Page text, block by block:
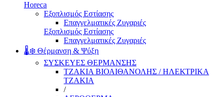
Horeca
Εξοπλισμός Εστίασης
Επαγγελματικές Ζυγαριές
Εξοπλισμός Εστίασης
Επαγγελματικές Ζυγαριές
🌡️❄️ Θέρμανση & Ψύξη
ΣΥΣΚΕΥΕΣ ΘΕΡΜΑΝΣΗΣ
ΤΖΑΚΙΑ ΒΙΟΑΙΘΑΝΟΛΗΣ / ΗΛΕΚΤΡΙΚΑ
ΤΖΑΚΙΑ
/